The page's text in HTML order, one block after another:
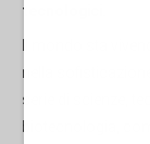
tecnologici.
nella
serie di scienze,